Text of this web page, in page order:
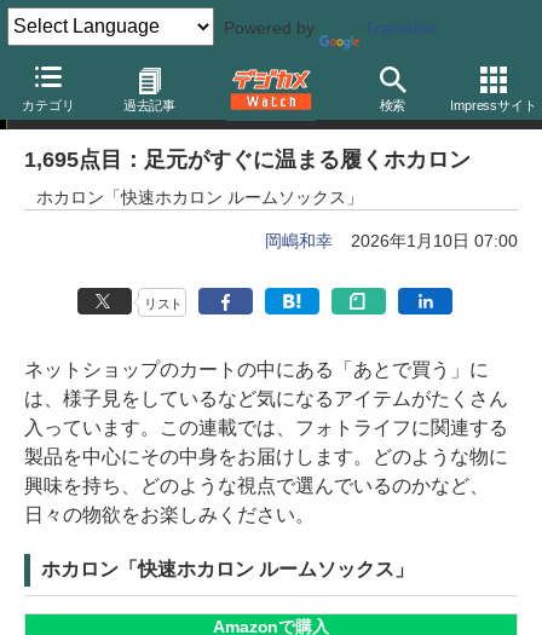
Powered by Translate
カテゴリ 過去記事 検索 Impressサイト
岡嶋和幸の「あとで買う」
1,695点目：足元がすぐに温まる履くホカロン
ホカロン「快速ホカロン ルームソックス」
岡嶋和幸 2026年1月10日 07:00
リスト
ネットショップのカートの中にある「あとで買う」に
は、様子見をしているなど気になるアイテムがたくさん
入っています。この連載では、フォトライフに関連する
製品を中心にその中身をお届けします。どのような物に
興味を持ち、どのような視点で選んでいるのかなど、
日々の物欲をお楽しみください。
ホカロン「快速ホカロン ルームソックス」
Amazonで購入